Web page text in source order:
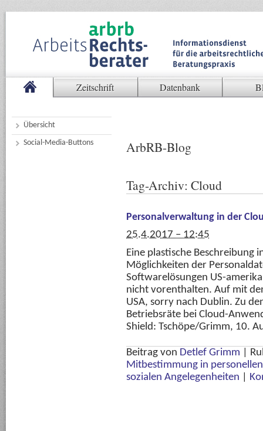
Zeitschrift Datenbank
Übersicht
Social-Media-Buttons
ArbRB-Blog
Tag-Archiv: Cloud
Personalverwaltung in der
25.4.2017 – 12:45
Eine plastische Beschreibung
Möglichkeiten der
Softwarelösungen US-
nicht vorenthalten. Auf mit
USA, sorry nach Dublin. Zu
Betriebsräte bei Cloud-
Shield: Tschöpe/Grimm, 10.
Beitrag von Detlef Grimm
Mitbestimmung in
sozialen Angelegenheiten